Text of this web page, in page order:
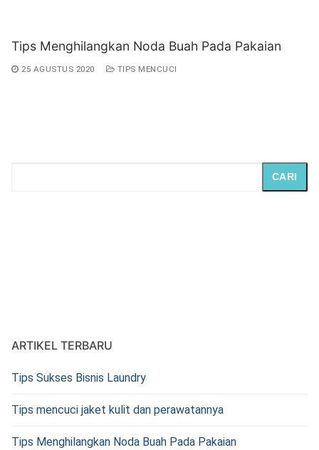
Tips Menghilangkan Noda Buah Pada Pakaian
25 AGUSTUS 2020 TIPS MENCUCI
CARI
ARTIKEL TERBARU
Tips Sukses Bisnis Laundry
Tips mencuci jaket kulit dan perawatannya
Tips Menghilangkan Noda Buah Pada Pakaian